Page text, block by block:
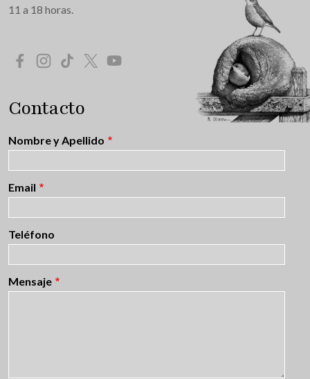
11 a 18 horas.
Redes Sociales
Contacto
Nombre y Apellido
Email
Teléfono
Mensaje